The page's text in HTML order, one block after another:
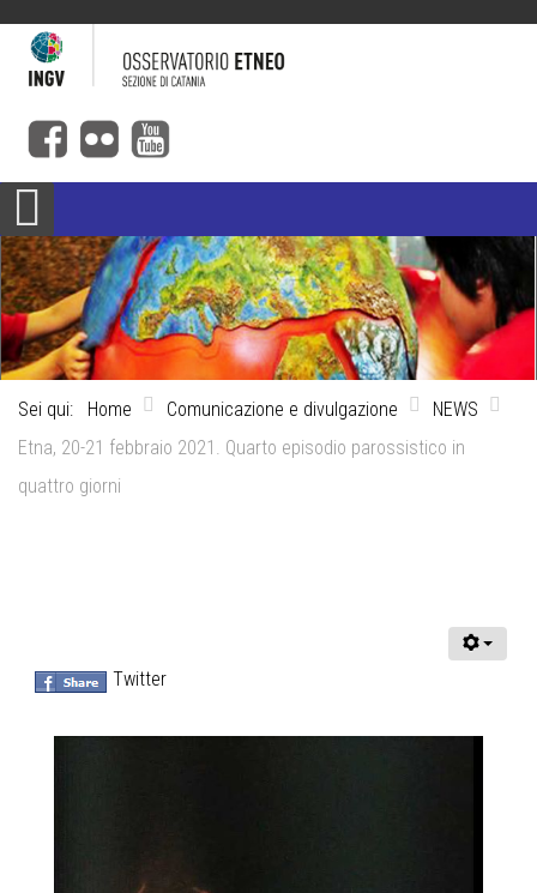
Sei qui: Home Comunicazione e divulgazione
NEWS
Etna, 20-21 febbraio 2021. Quarto episodio parossistico in
quattro giorni
Twitter